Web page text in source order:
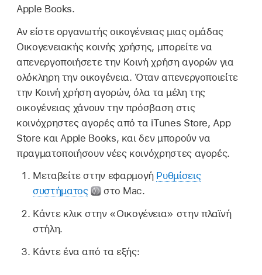
Apple Books.
Αν είστε οργανωτής οικογένειας μιας ομάδας
Οικογενειακής κοινής χρήσης, μπορείτε να
απενεργοποιήσετε την Κοινή χρήση αγορών για
ολόκληρη την οικογένεια. Όταν απενεργοποιείτε
την Κοινή χρήση αγορών, όλα τα μέλη της
οικογένειας χάνουν την πρόσβαση στις
κοινόχρηστες αγορές από τα iTunes Store, App
Store και Apple Books, και δεν μπορούν να
πραγματοποιήσουν νέες κοινόχρηστες αγορές.
Μεταβείτε στην εφαρμογή Ρυθμίσεις
συστήματος
στο Mac.
Κάντε κλικ στην «Οικογένεια» στην πλαϊνή
στήλη.
Κάντε ένα από τα εξής: